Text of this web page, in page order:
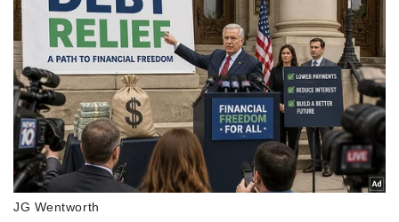
Pháp luật
Vụ án
Tin nóng
Tư vấn luật
Quân sự - Quốc phòng
Việt Nam
Phân tích